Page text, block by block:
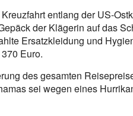
entlang der US-
der Klägerin auf das
Ersatzkleidung und
Euro.
des gesamten
sei wegen eines